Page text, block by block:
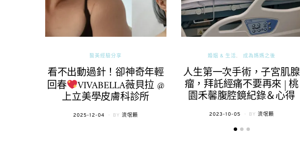
醫美經驗分享
看不出動過針！卻神奇年輕
回春 VIVABELLA薇貝拉 @
上立美學皮膚科診所
POSTED
2025-12-04 BY 流氓顆
婚姻 & 生活 成為媽媽之後
人生第一次手術，子宮肌腺
瘤，拜託經痛不要再來 | 桃
園禾馨腹腔鏡紀錄＆心得
POSTED
2023-10-05 BY 流氓顆